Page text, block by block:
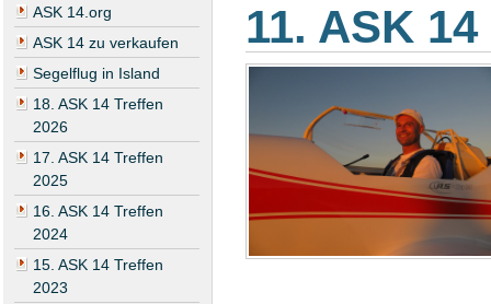
ASK 14.org
ASK 14 zu verkaufen
Segelflug in Island
18. ASK 14 Treffen
2026
17. ASK 14 Treffen
2025
16. ASK 14 Treffen
2024
15. ASK 14 Treffen
2023
11. ASK